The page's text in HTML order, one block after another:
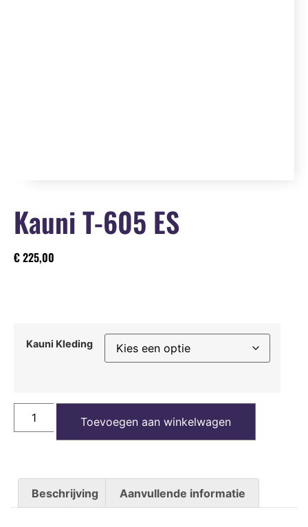
Kauni T-605 ES
€225,00
Kauni Kleding
Toevoegen aan winkelwagen
Beschrijving Aanvullende informatie